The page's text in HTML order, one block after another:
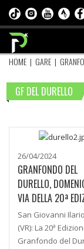
HOME | GARE |
GF DEL DURELLO
26/04/2024
GRANFONDO DEL
DURELLO,
VIA DELLA 20ª
San Giovanni
(VR): La 20ª
Granfondo del